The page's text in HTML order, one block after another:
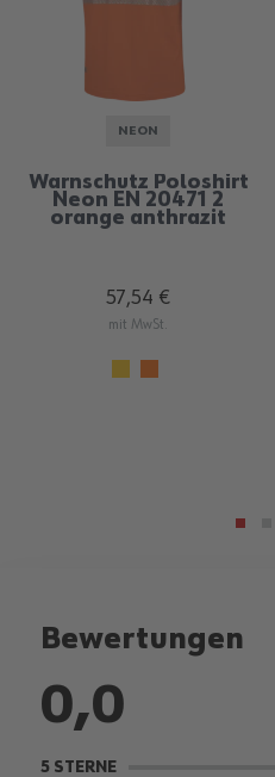
NEON
Warnschutz Poloshirt
Neon EN 20471 2
orange anthrazit
57,54 €
mit MwSt.
Bewertungen
0,0
5 STERNE